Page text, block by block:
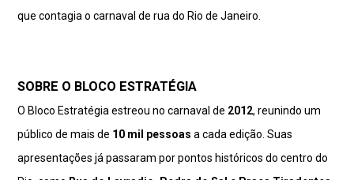
que contagia o carnaval de rua do Rio de Janeiro.
SOBRE O BLOCO ESTRATÉGIA
O Bloco Estratégia estreou no carnaval de 2012, reunindo um
público de mais de 10 mil pessoas a cada edição. Suas
apresentações já passaram por pontos históricos do centro do